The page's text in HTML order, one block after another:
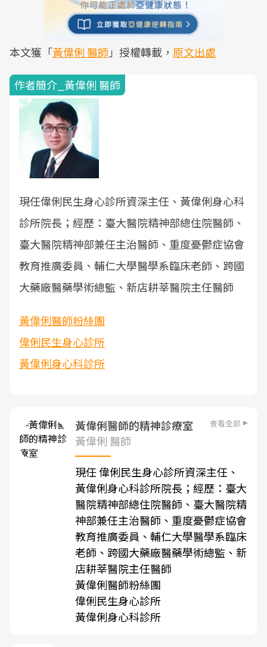
本文獲「黃偉俐 醫師」授權轉載， 原文出處
作者簡介_黃偉俐 醫師
現任偉俐民生身心診所資深主任、黃偉俐身心科
診所院長；經歷：臺大醫院精神部總住院醫師、
臺大醫院精神部兼任主治醫師、重度憂鬱症協會
教育推廣委員、輔仁大學醫學系臨床老師、跨國
大藥廠醫藥學術總監、新店耕莘醫院主任醫師
黃偉俐醫師粉絲團
偉俐民生身心診所
黃偉俐身心科診所
黃偉俐醫師的精神診療室 查看全部
黃偉俐 醫師
現任 偉俐民生身心診所資深主任、
黃偉俐身心科診所院長 ；經歷：臺大
醫院精神部總住院醫師、臺大醫院精
神部兼任主治醫師、重度憂鬱症協會
教育推廣委員、輔仁大學醫學系臨床
老師、跨國大藥廠醫藥學術總監、新
店耕莘醫院主任醫師
黃偉俐醫師粉絲團
偉俐民生身心診所
黃偉俐身心科診所